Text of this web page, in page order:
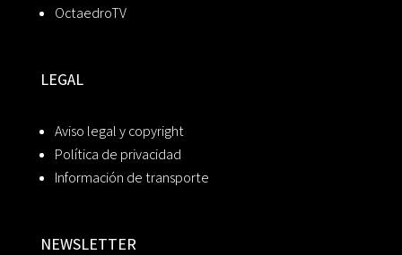
OctaedroTV
LEGAL
Aviso legal y copyright
Política de privacidad
Información de transporte
NEWSLETTER